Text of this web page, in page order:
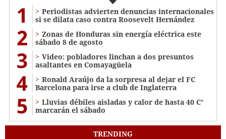
1
Periodistas advierten denuncias internacionales
si se dilata caso contra Roosevelt Hernández
2
Zonas de Honduras sin energía eléctrica este
sábado 8 de agosto
3
Video: pobladores linchan a dos presuntos
asaltantes en Comayagüela
4
Ronald Araújo da la sorpresa al dejar el FC
Barcelona para irse a club de Inglaterra
5
Lluvias débiles aisladas y calor de hasta 40 C°
marcarán el sábado
TRENDING